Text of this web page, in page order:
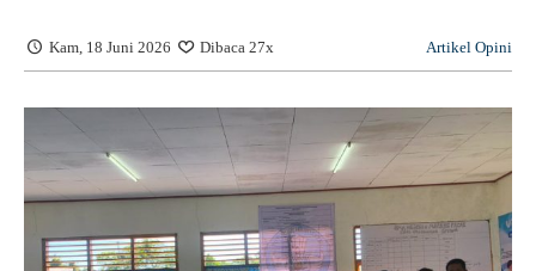
Kam, 18 Juni 2026 Dibaca 27x Artikel Opini